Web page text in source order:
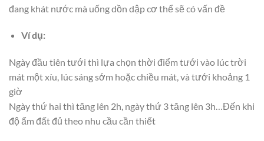
đang khát nước mà uống dồn dập cơ thể sẽ có vấn đề
Ví dụ:
Ngày đầu tiên tưới thì lựa chọn thời điểm tưới vào lúc trời
mát một xíu, lúc sáng sớm hoặc chiều mát, và tưới khoảng 1
giờ
Ngày thứ hai thì tăng lên 2h, ngày thứ 3 tăng lên 3h…Đến khi
độ ẩm đất đủ theo nhu cầu cần thiết